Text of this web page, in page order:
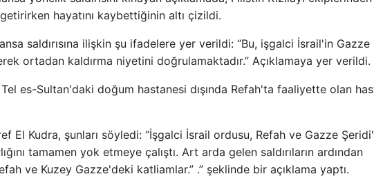
hayatını kaybettiğinin altı çizildi.
saldırısına ilişkin şu ifadelere yer verildi: “Bu, işgalci İsrail'in Gazze
ortadan kaldırma niyetini doğrulamaktadır.” Açıklamaya yer verildi.
Tel es-Sultan'daki doğum hastanesi dışında Refah'ta faaliyette olan
El Kudra, şunları söyledi: “İşgalci İsrail ordusu, Refah ve Gazze
tamamen yok etmeye çalıştı. Art arda gelen saldırıların ardından
ve Kuzey Gazze'deki katliamlar.” .” şeklinde bir açıklama yaptı.